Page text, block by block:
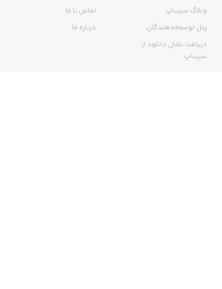
وبلاگ سیب‌اپ
پنل توسعه‌دهندگان
دریافت نشان دانلود از
سیب‌اپ
تماس با ما
درباره ما